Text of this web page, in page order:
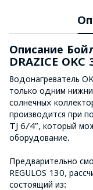
Описание
DRAZICE OKC
Водонагреватель
только одним
солнечных
производится при
TJ 6/4”, который
оборудование.
Предварительно
REGULOS 130,
состоящий из: